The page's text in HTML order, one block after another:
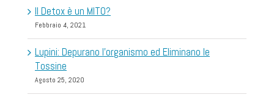
Il Detox è un MITO?
Febbraio 4, 2021
Lupini: Depurano l’organismo ed Eliminano le
Tossine
Agosto 25, 2020